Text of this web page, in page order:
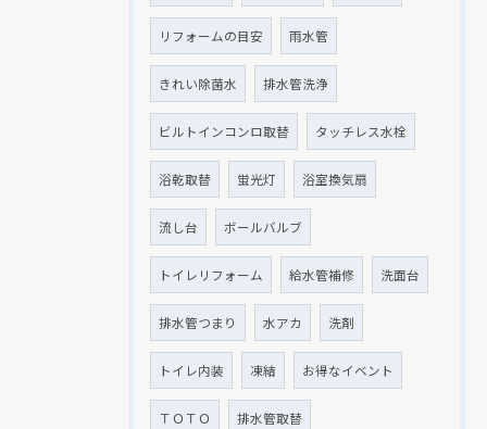
リフォームの目安 雨水管
きれい除菌水 排水管洗浄
ビルトインコンロ取替 タッチレス水栓
浴乾取替 蛍光灯 浴室換気扇
流し台 ボールバルブ
トイレリフォーム 給水管補修 洗面台
排水管つまり 水アカ 洗剤
トイレ内装 凍結 お得なイベント
ＴＯＴＯ 排水管取替